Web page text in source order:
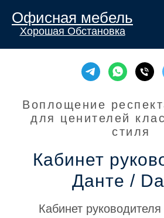
Офисная мебель
Хорошая Обстановка
Воплощение
для ценителей
стиля
Кабинет
Данте /
Кабинет